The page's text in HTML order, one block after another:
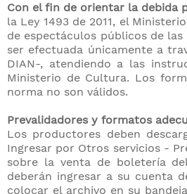
Con el fin de orientar la debida
la Ley 1493 de 2011, el
de espectáculos públicos de
ser efectuada únicamente a
DIAN-, atendiendo a las
Ministerio de Cultura. Los
norma no son válidos.
Prevalidadores y formatos
Los productores deben
Ingresar por Otros servicios -
sobre la venta de boletería
deberán ingresar a su cuenta
colocar el archivo en su